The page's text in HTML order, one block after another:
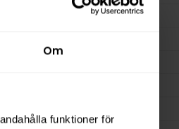
Om
funktioner för
Frukt